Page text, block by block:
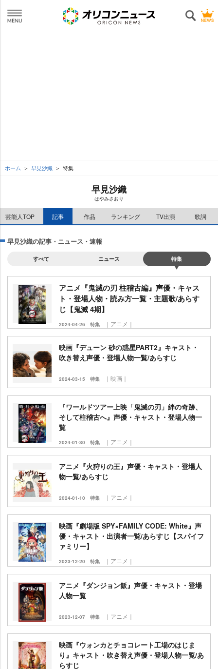
ホーム 早見沙織 特集
早見沙織
はやみさおり
芸能人TOP 記事 作品 ランキング TV出演 歌詞
早見沙織の記事・ニュース・速報
すべて ニュース 特集
アニメ『鬼滅の刃 柱稽古編』声優・キャス
ト・登場人物・読み方一覧・主題歌/あらす
じ【鬼滅 4期】
2024-04-26 特集 ｜アニメ｜
映画『デューン 砂の惑星PART2』キャスト・
吹き替え声優・登場人物一覧/あらすじ
2024-03-15 特集 ｜映画｜
『ワールドツアー上映「鬼滅の刃」絆の奇跡、
そして柱稽古へ』声優・キャスト・登場人物一
覧
2024-01-30 特集 ｜アニメ｜
アニメ『火狩りの王』声優・キャスト・登場人
物一覧/あらすじ
2024-01-10 特集 ｜アニメ｜
映画『劇場版 SPY×FAMILY CODE: White』声
優・キャスト・出演者一覧/あらすじ【スパイフ
ァミリー】
2023-12-20 特集 ｜アニメ｜
アニメ『ダンジョン飯』声優・キャスト・登場
人物一覧
2023-12-07 特集 ｜アニメ｜
映画『ウォンカとチョコレート工場のはじま
り』キャスト・吹き替え声優・登場人物一覧/あ
らすじ